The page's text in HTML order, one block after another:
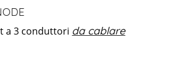
a 3 conduttori da cablare